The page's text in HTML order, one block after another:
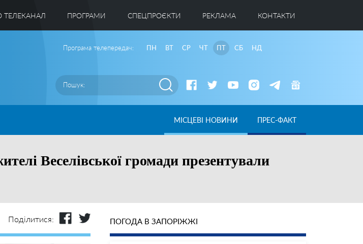
ТЕЛЕКАНАЛ ПРОГРАМИ CПЕЦПРОЄКТИ РЕКЛАМА КОНТАКТИ
Програма телепередач: ПН ВТ СР ЧТ ПТ СБ НД
МІСЦЕВІ НОВИНИ ПРЕС-ФАКТ
Веселівської громади презентували
Поділитися: ПОГОДА В ЗАПОРІЖЖІ